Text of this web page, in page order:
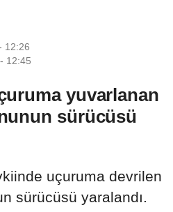
12:26
12:45
yuvarlanan
sürücüsü
uçuruma devrilen
sürücüsü yaralandı.